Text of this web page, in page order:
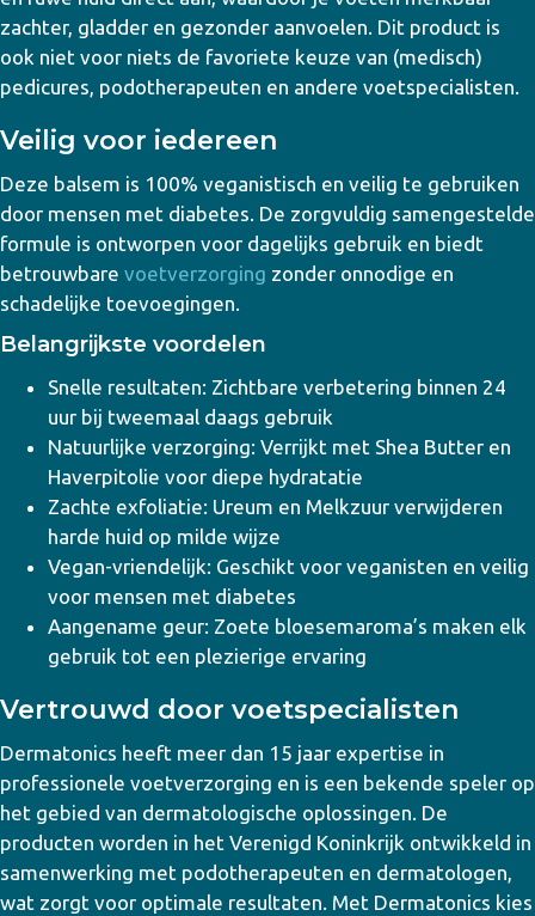
zachter, gladder en gezonder aanvoelen. Dit product is
ook niet voor niets de favoriete keuze van (medisch)
pedicures, podotherapeuten en andere voetspecialisten.
Veilig voor iedereen
Deze balsem is 100% veganistisch en veilig te gebruiken
door mensen met diabetes. De zorgvuldig samengestelde
formule is ontworpen voor dagelijks gebruik en biedt
betrouwbare voetverzorging zonder onnodige en
schadelijke toevoegingen.
Belangrijkste voordelen
Snelle resultaten: Zichtbare verbetering binnen 24
uur bij tweemaal daags gebruik
Natuurlijke verzorging: Verrijkt met Shea Butter en
Haverpitolie voor diepe hydratatie
Zachte exfoliatie: Ureum en Melkzuur verwijderen
harde huid op milde wijze
Vegan-vriendelijk: Geschikt voor veganisten en veilig
voor mensen met diabetes
Aangename geur: Zoete bloesemaroma’s maken elk
gebruik tot een plezierige ervaring
Vertrouwd door voetspecialisten
Dermatonics heeft meer dan 15 jaar expertise in
professionele voetverzorging en is een bekende speler op
het gebied van dermatologische oplossingen. De
producten worden in het Verenigd Koninkrijk ontwikkeld in
samenwerking met podotherapeuten en dermatologen,
wat zorgt voor optimale resultaten. Met Dermatonics kies